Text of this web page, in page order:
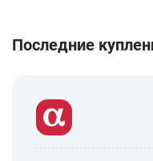
Последние